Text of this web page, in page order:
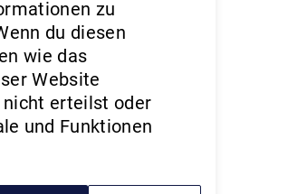
zu
du diesen
wie das
Website
erteilst oder
und Funktionen